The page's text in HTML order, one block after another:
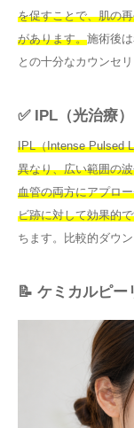
を促すことで、肌の
があります。施術後
との十分なカウンセ
✅ IPL（光治療）
IPL（Intense Pulsed
異なり、広い範囲の
血管の両方にアプロ
ビ跡に対して効果的
ちます。比較的ダウ
📝 ケミカルピー